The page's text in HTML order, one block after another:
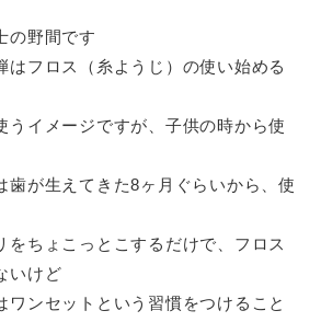
の野間です
はフロス（糸ようじ）の使い始める
うイメージですが、子供の時から使
歯が生えてきた8ヶ月ぐらいから、使
をちょこっとこするだけで、フロス
いけど
ワンセットという習慣をつけること